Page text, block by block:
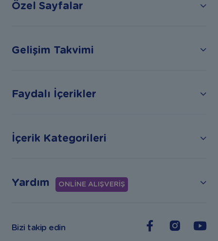
Özel Sayfalar
Gelişim Takvimi
Faydalı İçerikler
İçerik Kategorileri
Yardım ONLİNE ALIŞVERİŞ
Bizi takip edin